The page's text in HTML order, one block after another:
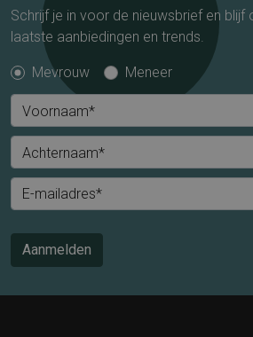
Schrijf je in voor de nieuwsbrief en
laatste aanbiedingen en trends.
Mevrouw Meneer
Voornaam*
Achternaam*
E-mailadres*
Aanmelden